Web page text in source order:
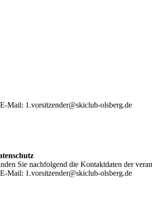
Mail: 1.vorsitzender@skiclub-olsberg.de
Sie nachfolgend die Kontaktdaten der
Mail: 1.vorsitzender@skiclub-olsberg.de